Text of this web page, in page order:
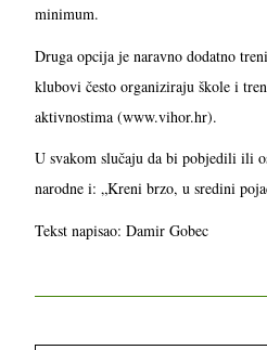
minimum.
Druga opcija je naravno dodatno
klubovi često organiziraju škole i
aktivnostima (www.vihor.hr).
U svakom slučaju da bi pobjedili ili
narodne i: „Kreni brzo, u sredini
Tekst napisao: Damir Gobec